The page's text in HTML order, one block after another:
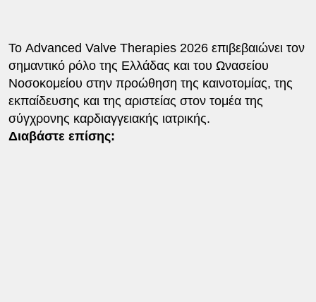
Το Advanced Valve Therapies 2026 επιβεβαιώνει τον
σημαντικό ρόλο της Ελλάδας και του Ωνασείου
Νοσοκομείου στην προώθηση της καινοτομίας, της
εκπαίδευσης και της αριστείας στον τομέα της
σύγχρονης καρδιαγγειακής ιατρικής.
Διαβάστε επίσης: